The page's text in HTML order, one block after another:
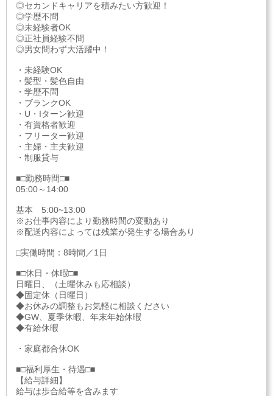
◎セカンドキャリアを積みたい方歓迎！
◎学歴不問
◎未経験者OK
◎正社員経験不問
◎男女問わず大活躍中！
・未経験OK
・髪型・髪色自由
・学歴不問
・ブランクOK
・U・Iターン歓迎
・有資格者歓迎
・フリーター歓迎
・主婦・主夫歓迎
・制服貸与
■□勤務時間□■
05:00～14:00
基本 5:00~13:00
※お仕事内容により勤務時間の変動あり
※配送内容によっては残業が発生する場合あり
□実働時間：8時間／1日
■□休日・休暇□■
日曜日、（土曜休みも応相談）
◆固定休（日曜日）
◆お休みの調整もお気軽に相談ください
◆GW、夏季休暇、年末年始休暇
◆有給休暇
・家庭都合休OK
■□福利厚生・待遇□■
【給与詳細】
給与は歩合給等を含みます